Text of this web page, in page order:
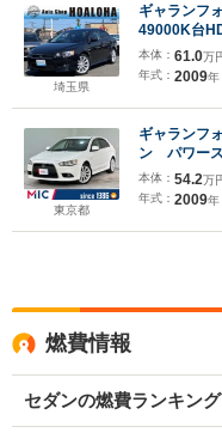
埼玉県
ギャランフ
49000K台
ETC 純セ
ライト フ
ックサーバ
本体： 61.0万
年式： 2009年
東京都
ギャランフ
ン パワー
本体： 54.2万
年式： 2009年
燃費情報
セダンの燃費ランキング